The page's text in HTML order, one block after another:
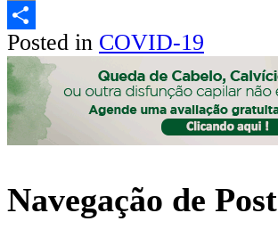
Email
Share
Posted in COVID-19
Navegação de Post